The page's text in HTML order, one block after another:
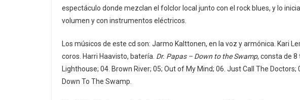
espectáculo donde mezclan el folclor local junto con el rock blues, y lo
volumen y con instrumentos eléctricos.
Los músicos de este cd son: Jarmo Kalttonen, en la voz y armónica. Kari
coros. Harri Haavisto, batería. Dr. Papas – Down to the Swamp, consta de 8
Lighthouse; 04. Brown River; 05; Out of My Mind; 06. Just Call The Doctors;
Down To The Swamp.